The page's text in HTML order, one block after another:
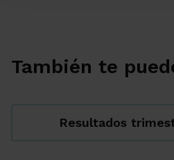
También te
Resultados